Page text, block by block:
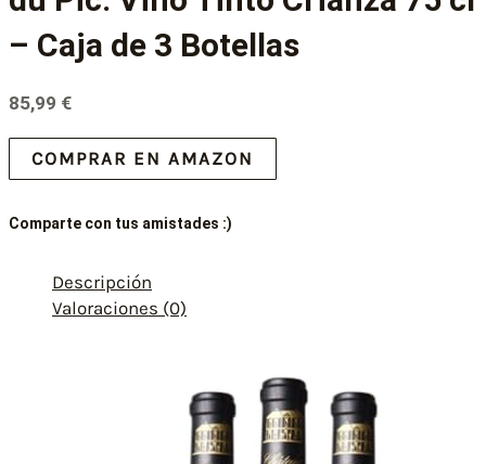
– Caja de 3 Botellas
85,99 €
COMPRAR EN AMAZON
Comparte con tus amistades :)
Descripción
Valoraciones (0)